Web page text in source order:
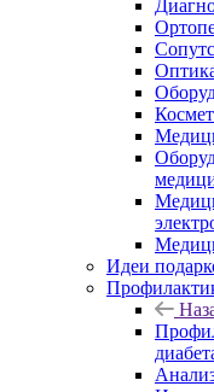
Идеи